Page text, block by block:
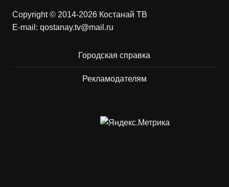
Copyright © 2014-2026 Костанай ТВ
E-mail: qostanay.tv@mail.ru
Городская справка
Рекламодателям